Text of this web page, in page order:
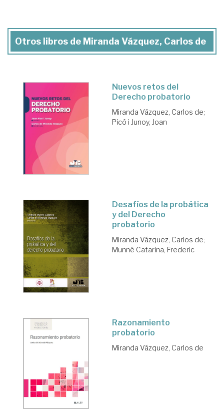
Otros libros de Miranda Vázquez, Carlos de
Nuevos retos del
Derecho probatorio
Miranda Vázquez, Carlos de;
Picó i Junoy, Joan
Desafíos de la probática
y del Derecho
probatorio
Miranda Vázquez, Carlos de;
Munné Catarina, Frederic
Razonamiento
probatorio
Miranda Vázquez, Carlos de